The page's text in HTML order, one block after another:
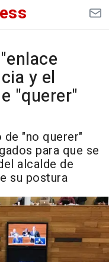
y el
"querer"
de "no querer"
para que se
alcalde de
su postura